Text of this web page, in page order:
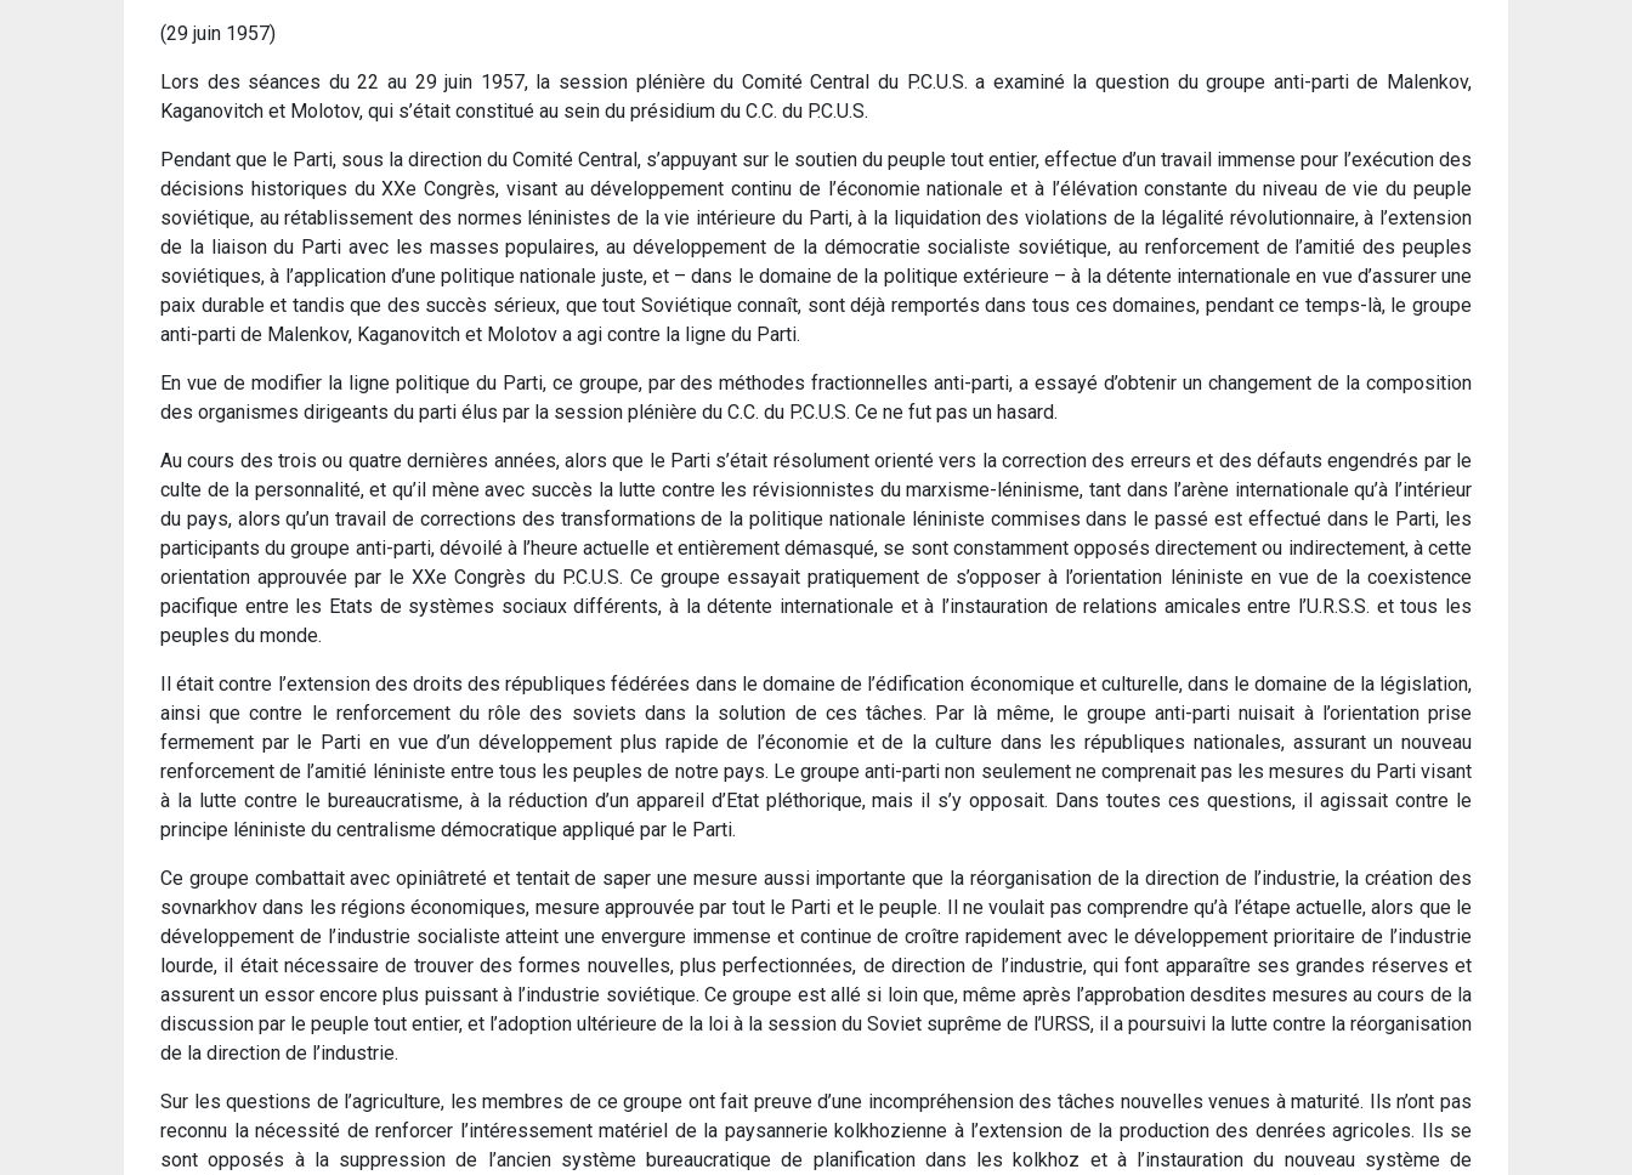
(29 juin 1957)
Lors des séances du 22 au 29 juin 1957, la session plénière du Comité Central du P.C.U.S. a examiné la question du groupe anti-parti de Malenkov,
Kaganovitch et Molotov, qui s’était constitué au sein du présidium du C.C. du P.C.U.S.
Pendant que le Parti, sous la direction du Comité Central, s’appuyant sur le soutien du peuple tout entier, effectue d’un travail immense pour l’exécution des
décisions historiques du XXe Congrès, visant au développement continu de l’économie nationale et à l’élévation constante du niveau de vie du peuple
soviétique, au rétablissement des normes léninistes de la vie intérieure du Parti, à la liquidation des violations de la légalité révolutionnaire, à l’extension
de la liaison du Parti avec les masses populaires, au développement de la démocratie socialiste soviétique, au renforcement de l’amitié des peuples
soviétiques, à l’application d’une politique nationale juste, et – dans le domaine de la politique extérieure – à la détente internationale en vue d’assurer une
paix durable et tandis que des succès sérieux, que tout Soviétique connaît, sont déjà remportés dans tous ces domaines, pendant ce temps-là, le groupe
anti-parti de Malenkov, Kaganovitch et Molotov a agi contre la ligne du Parti.
En vue de modifier la ligne politique du Parti, ce groupe, par des méthodes fractionnelles anti-parti, a essayé d’obtenir un changement de la composition
des organismes dirigeants du parti élus par la session plénière du C.C. du P.C.U.S. Ce ne fut pas un hasard.
Au cours des trois ou quatre dernières années, alors que le Parti s’était résolument orienté vers la correction des erreurs et des défauts engendrés par le
culte de la personnalité, et qu’il mène avec succès la lutte contre les révisionnistes du marxisme-léninisme, tant dans l’arène internationale qu’à l’intérieur
du pays, alors qu’un travail de corrections des transformations de la politique nationale léniniste commises dans le passé est effectué dans le Parti, les
participants du groupe anti-parti, dévoilé à l’heure actuelle et entièrement démasqué, se sont constamment opposés directement ou indirectement, à cette
orientation approuvée par le XXe Congrès du P.C.U.S. Ce groupe essayait pratiquement de s’opposer à l’orientation léniniste en vue de la coexistence
pacifique entre les Etats de systèmes sociaux différents, à la détente internationale et à l’instauration de relations amicales entre l’U.R.S.S. et tous les
peuples du monde.
Il était contre l’extension des droits des républiques fédérées dans le domaine de l’édification économique et culturelle, dans le domaine de la législation,
ainsi que contre le renforcement du rôle des soviets dans la solution de ces tâches. Par là même, le groupe anti-parti nuisait à l’orientation prise
fermement par le Parti en vue d’un développement plus rapide de l’économie et de la culture dans les républiques nationales, assurant un nouveau
renforcement de l’amitié léniniste entre tous les peuples de notre pays. Le groupe anti-parti non seulement ne comprenait pas les mesures du Parti visant
à la lutte contre le bureaucratisme, à la réduction d’un appareil d’Etat pléthorique, mais il s’y opposait. Dans toutes ces questions, il agissait contre le
principe léniniste du centralisme démocratique appliqué par le Parti.
Ce groupe combattait avec opiniâtreté et tentait de saper une mesure aussi importante que la réorganisation de la direction de l’industrie, la création des
sovnarkhov dans les régions économiques, mesure approuvée par tout le Parti et le peuple. Il ne voulait pas comprendre qu’à l’étape actuelle, alors que le
développement de l’industrie socialiste atteint une envergure immense et continue de croître rapidement avec le développement prioritaire de l’industrie
lourde, il était nécessaire de trouver des formes nouvelles, plus perfectionnées, de direction de l’industrie, qui font apparaître ses grandes réserves et
assurent un essor encore plus puissant à l’industrie soviétique. Ce groupe est allé si loin que, même après l’approbation desdites mesures au cours de la
discussion par le peuple tout entier, et l’adoption ultérieure de la loi à la session du Soviet suprême de l’URSS, il a poursuivi la lutte contre la réorganisation
de la direction de l’industrie.
Sur les questions de l’agriculture, les membres de ce groupe ont fait preuve d’une incompréhension des tâches nouvelles venues à maturité. Ils n’ont pas
reconnu la nécessité de renforcer l’intéressement matériel de la paysannerie kolkhozienne à l’extension de la production des denrées agricoles. Ils se
sont opposés à la suppression de l’ancien système bureaucratique de planification dans les kolkhoz et à l’instauration du nouveau système de